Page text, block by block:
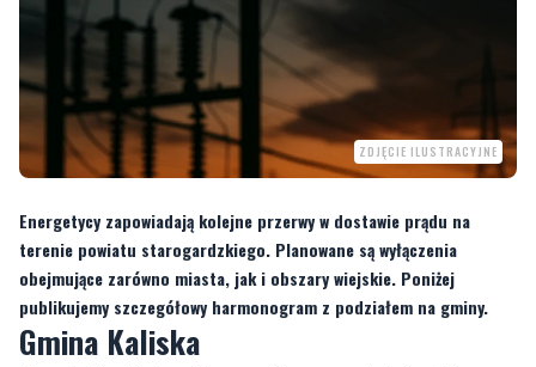
ZDJĘCIE ILUSTRACYJNE
Energetycy zapowiadają kolejne przerwy w dostawie prądu na
terenie powiatu starogardzkiego. Planowane są wyłączenia
obejmujące zarówno miasta, jak i obszary wiejskie. Poniżej
publikujemy szczegółowy harmonogram z podziałem na gminy.
Gmina Kaliska